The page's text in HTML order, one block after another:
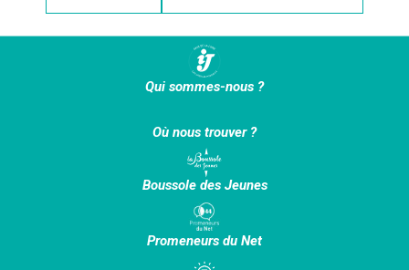
Qui sommes-nous ?
Où nous trouver ?
Boussole des Jeunes
Promeneurs du Net